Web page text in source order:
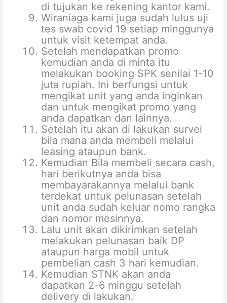
di tujukan ke rekening kantor kami.
Wiraniaga kami juga sudah lulus uji
tes swab covid 19 setiap minggunya
untuk visit ketempat anda.
Setelah mendapatkan promo
kemudian anda di minta itu
melakukan booking SPK senilai 1-10
juta rupiah. Ini berfungsi untuk
mengikat unit yang anda inginkan
dan untuk mengikat promo yang
anda dapatkan dan lainnya.
Setelah itu akan di lakukan survei
bila mana anda membeli melalui
leasing ataupun bank.
Kemudian Bila membeli secara cash,
hari berikutnya anda bisa
membayarakannya melalui bank
terdekat untuk pelunasan setelah
unit anda sudah keluar nomo rangka
dan nomor mesinnya.
Lalu unit akan dikirimkan setelah
melakukan pelunasan baik DP
ataupun harga mobil untuk
pembelian cash 3 hari kemudian.
Kemudian STNK akan anda
dapatkan 2-6 minggu setelah
delivery di lakukan.